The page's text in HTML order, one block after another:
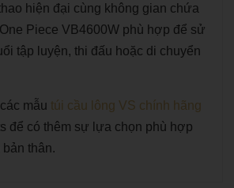
hiện đại cùng không gian chứa
Piece VB4600W phù hợp để sử
tập luyện, thi đấu hoặc di chuyển
mẫu túi cầu lông VS chính hãng
để có thêm sự lựa chọn phù hợp
thân.